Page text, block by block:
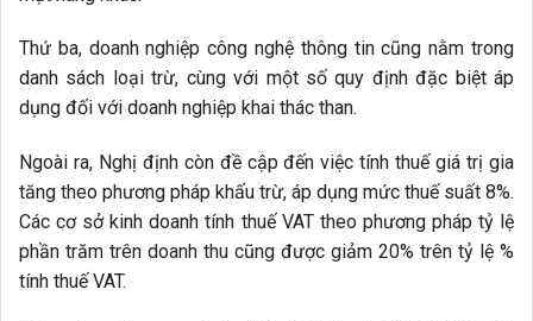
Thứ ba, doanh nghiệp công nghệ thông tin cũng nằm trong
danh sách loại trừ, cùng với một số quy định đặc biệt áp
dụng đối với doanh nghiệp khai thác than.
Ngoài ra, Nghị định còn đề cập đến việc tính thuế giá trị gia
tăng theo phương pháp khấu trừ, áp dụng mức thuế suất 8%.
Các cơ sở kinh doanh tính thuế VAT theo phương pháp tỷ lệ
phần trăm trên doanh thu cũng được giảm 20% trên tỷ lệ %
tính thuế VAT.